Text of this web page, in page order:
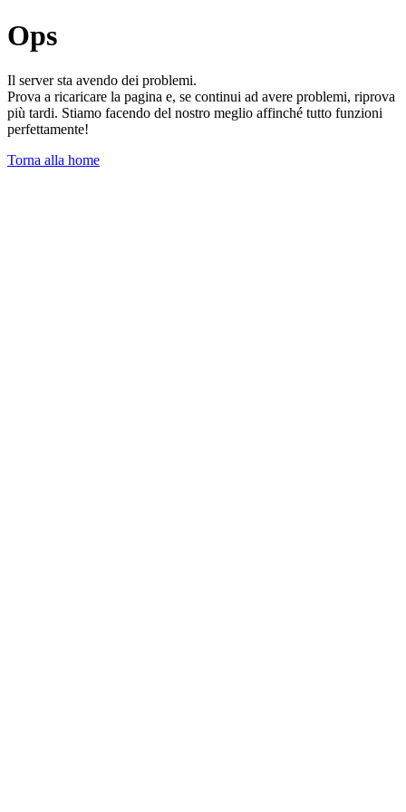
Ops
Il server sta avendo dei problemi.
Prova a ricaricare la pagina e, se continui ad avere problemi, riprova
più tardi. Stiamo facendo del nostro meglio affinché tutto funzioni
perfettamente!
Torna alla home